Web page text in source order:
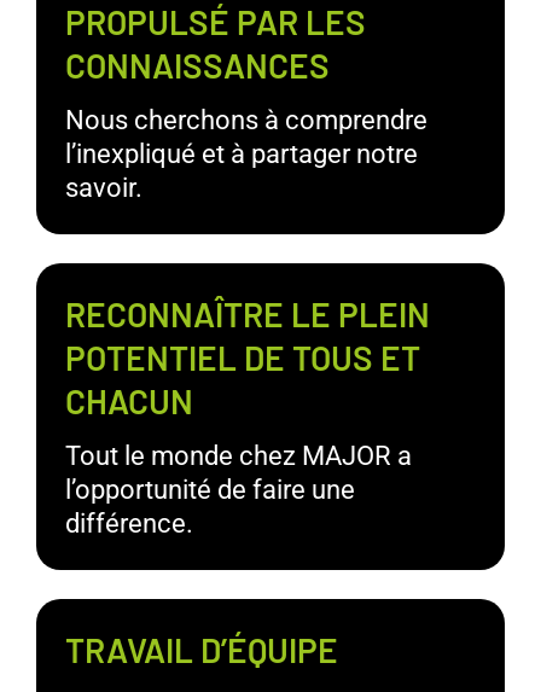
PROPULSÉ PAR LES
CONNAISSANCES
Nous cherchons à comprendre
l’inexpliqué et à partager notre
savoir.
RECONNAÎTRE LE PLEIN
POTENTIEL DE TOUS ET
CHACUN
Tout le monde chez MAJOR a
l’opportunité de faire une
différence.
TRAVAIL D’ÉQUIPE